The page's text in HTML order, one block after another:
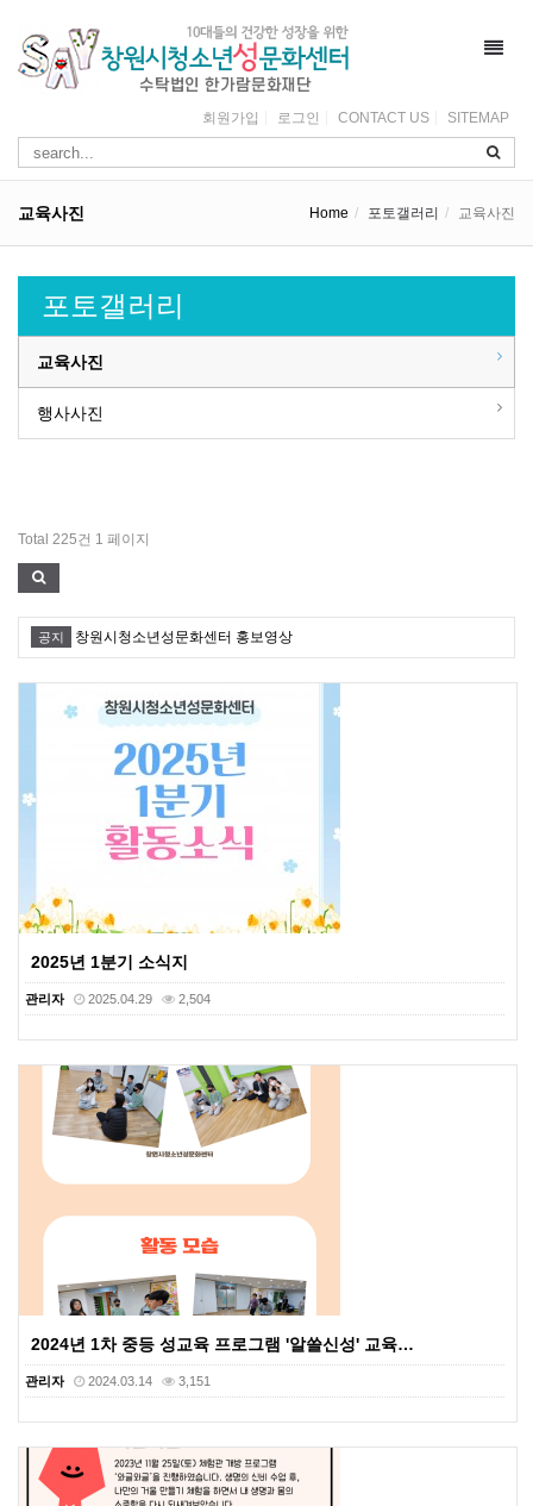
회원가입 로그인 CONTACT US SITEMAP
교육사진 Home 포토갤러리 교육사진
포토갤러리
교육사진
행사사진
Total 225건 1 페이지
공지 창원시청소년성문화센터 홍보영상
2025년 1분기 소식지
관리자 2025.04.29 2,504
2024년 1차 중등 성교육 프로그램 '알쓸신성' 교육…
관리자 2024.03.14 3,151